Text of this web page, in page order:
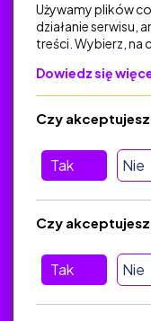
Na skróty
Polityka
Regulamin
O platformie
Baza
Jak zostać
FAQ
Używamy plików
działanie serwisu,
treści. Wybierz, na
Dowiedz się
Tak Nie
Czy
Tak Nie
Czy